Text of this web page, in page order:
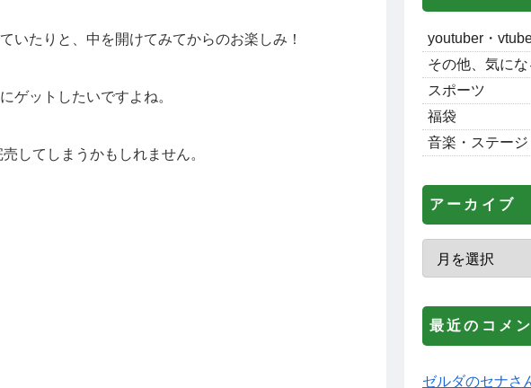
いたりと、中を開けてみてからのお楽しみ！
ゲットしたいですよね。
してしまうかもしれません。
youtuber・
その他、気にな
スポーツ
福袋
音楽・ステー
アーカイブ
最近のコメン
ゼルダのセナさ